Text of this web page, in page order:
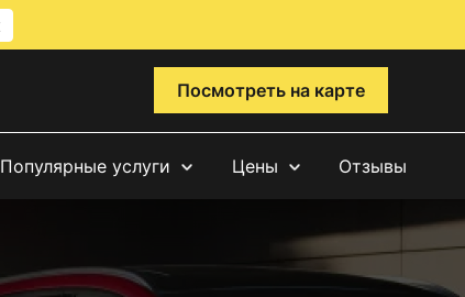
Посмотреть на карте
Популярные услуги Цены Отзывы